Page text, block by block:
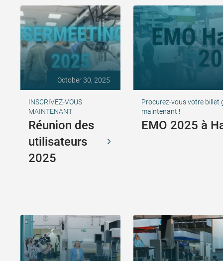
October 30, 2025
INSCRIVEZ-VOUS
MAINTENANT
Réunion des
utilisateurs
2025
Procurez-vous votre billet
maintenant !
EMO 2025 à